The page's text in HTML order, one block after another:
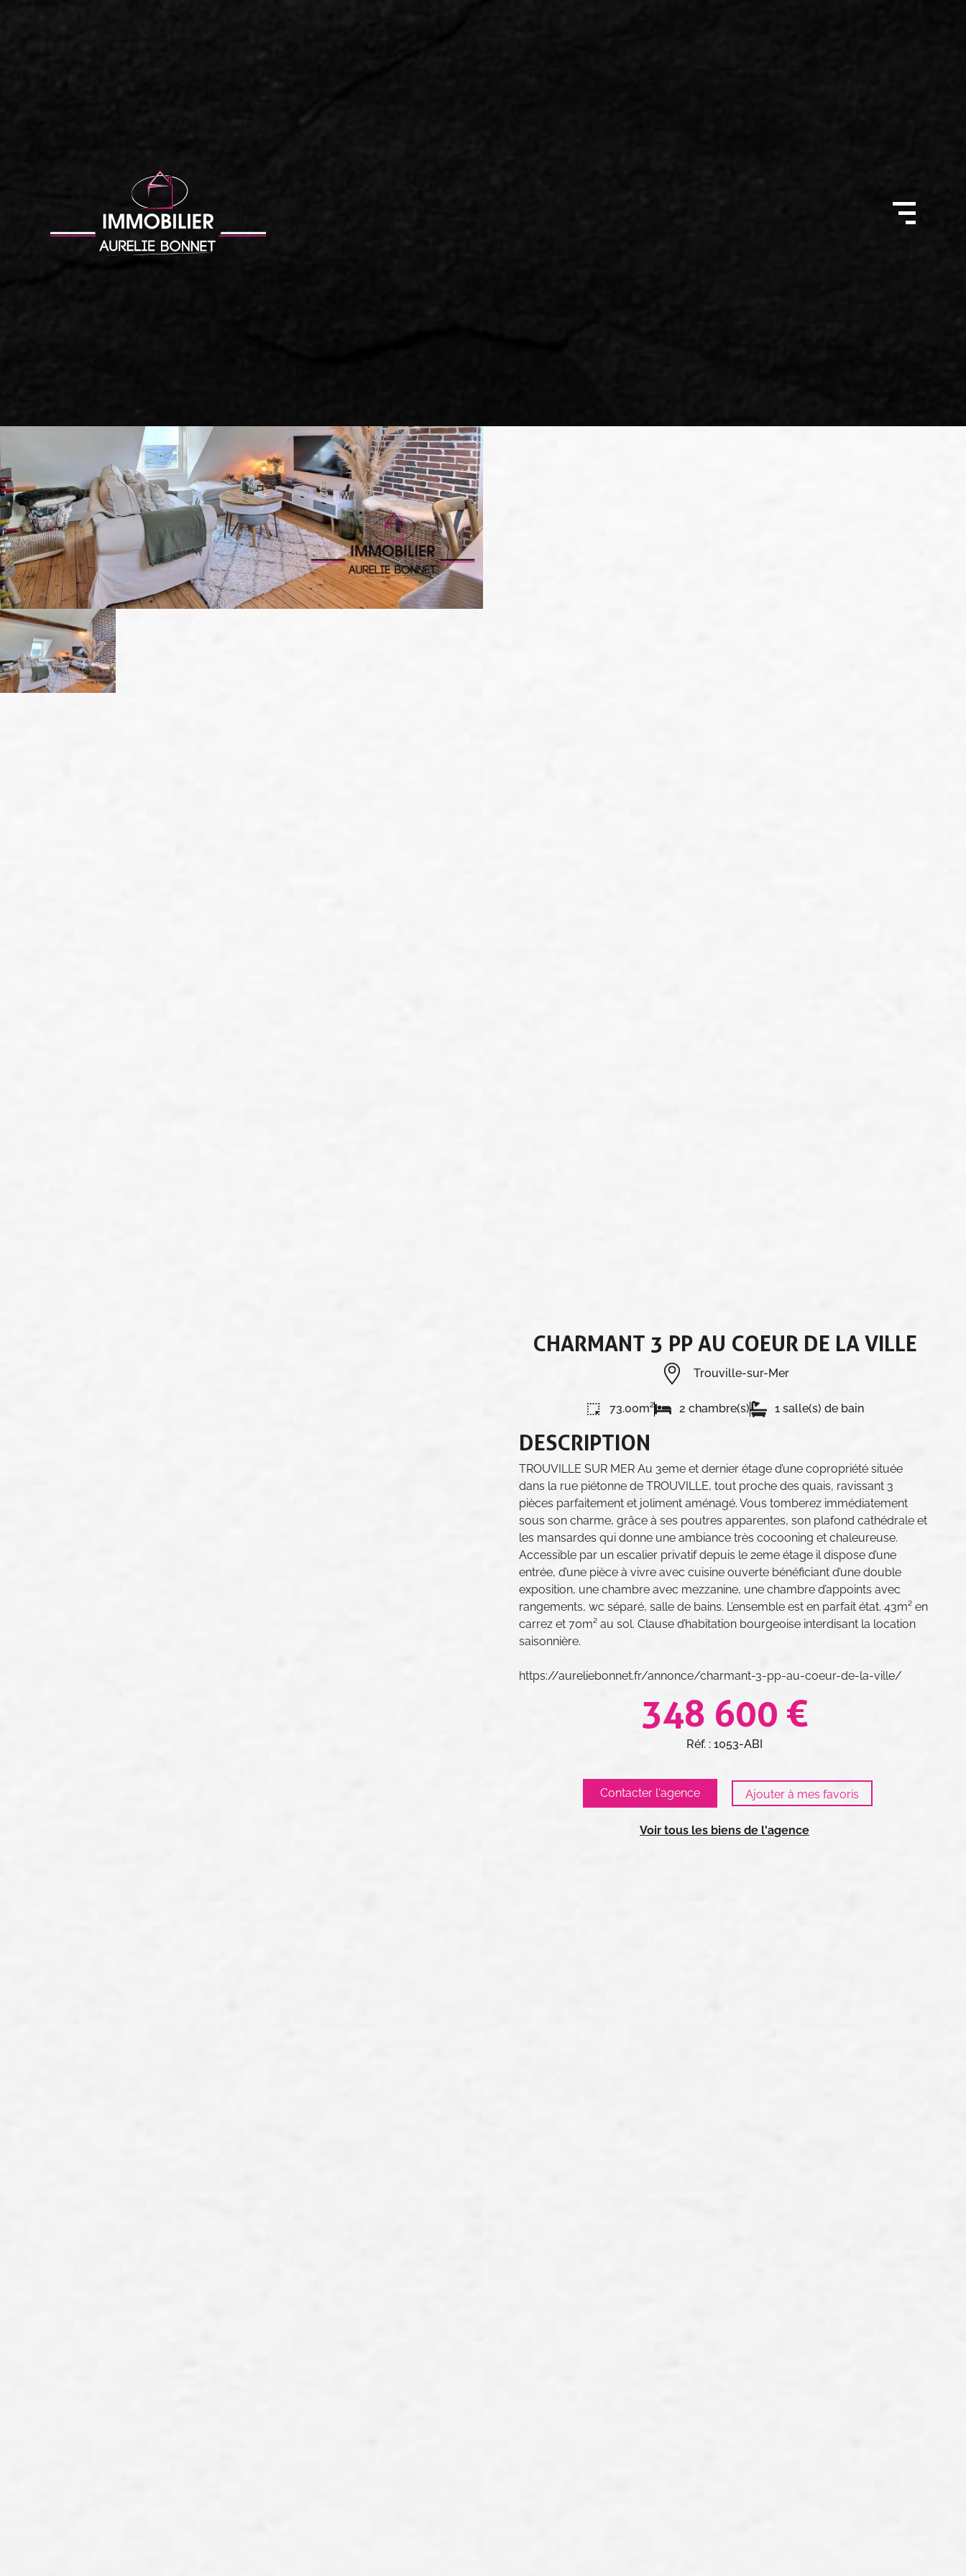
Charmant 3 PP au coeur de la ville
CHARMANT 3 PP AU COEUR DE LA VILLE
Trouville-sur-Mer
73.00m² 2 chambre(s) 1 salle(s) de bain
DESCRIPTION
TROUVILLE SUR MER Au 3eme et dernier étage d’une copropriété située
dans la rue piétonne de TROUVILLE, tout proche des quais, ravissant 3
pièces parfaitement et joliment aménagé. Vous tomberez immédiatement
sous son charme, grâce à ses poutres apparentes, son plafond cathédrale et
les mansardes qui donne une ambiance très cocooning et chaleureuse.
Accessible par un escalier privatif depuis le 2eme étage il dispose d’une
entrée, d’une pièce à vivre avec cuisine ouverte bénéficiant d’une double
exposition, une chambre avec mezzanine, une chambre d’appoints avec
rangements, wc séparé, salle de bains. L’ensemble est en parfait état. 43m² en
carrez et 70m² au sol. Clause d’habitation bourgeoise interdisant la location
saisonnière.
https://aureliebonnet.fr/annonce/charmant-3-pp-au-coeur-de-la-ville/
348 600 €
Réf. : 1053-ABI
Contacter l'agence
Voir tous les biens de l'agence